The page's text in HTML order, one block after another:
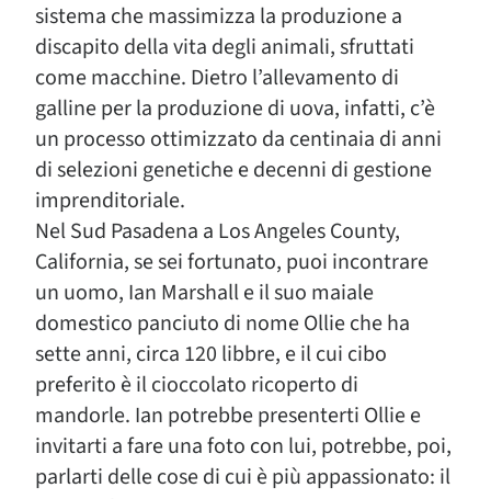
sistema che massimizza la produzione a
discapito della vita degli animali, sfruttati
come macchine. Dietro l’allevamento di
galline per la produzione di uova, infatti, c’è
un processo ottimizzato da centinaia di anni
di selezioni genetiche e decenni di gestione
imprenditoriale.
Nel Sud Pasadena a Los Angeles County,
California, se sei fortunato, puoi incontrare
un uomo, Ian Marshall e il suo maiale
domestico panciuto di nome Ollie che ha
sette anni, circa 120 libbre, e il cui cibo
preferito è il cioccolato ricoperto di
mandorle. Ian potrebbe presenterti Ollie e
invitarti a fare una foto con lui, potrebbe, poi,
parlarti delle cose di cui è più appassionato: il